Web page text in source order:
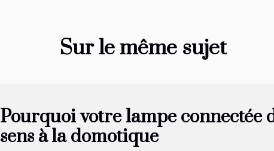
Sur le même sujet
Pourquoi votre lampe connectée
sens à la domotique